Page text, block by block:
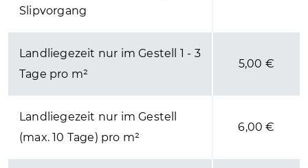
Slipvorgang
Landliegezeit nur im Gestell 1 - 3
Tage pro m²
5,00 €
Landliegezeit nur im Gestell
(max. 10 Tage) pro m²
6,00 €